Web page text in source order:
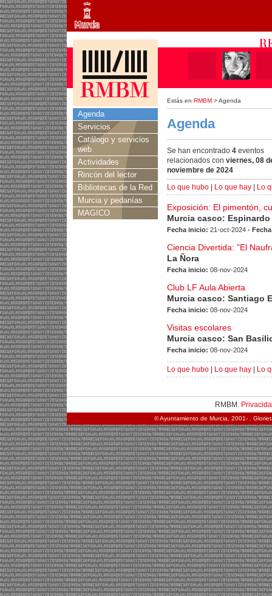
Estás en RMBM > Agenda
Agenda
Servicios
Catálogo y servicios
web
Actividades
Rincón del lector
Bibliotecas de la Red
Murcia y pedanías
MAGICO
Agenda
Se han encontrado 4 eventos
relacionados con viernes, 08
noviembre de 2024
Lo que hubo
Lo que hay Lo
Exposición: El pimentón,
Murcia casco: Espinardo
Fecha inicio: 21-oct-2024 -
Ciencia Divertida: "El
La Ñora
Fecha inicio: 08-nov-2024
Club LF Aula Abierta
Murcia casco: Santiago
Fecha inicio: 08-nov-2024
Visitas escolares
Murcia casco: San
Fecha inicio: 08-nov-2024
Lo que hubo Lo que hay Lo
RMBM.
© Ayuntamiento de Murcia, 2001- .